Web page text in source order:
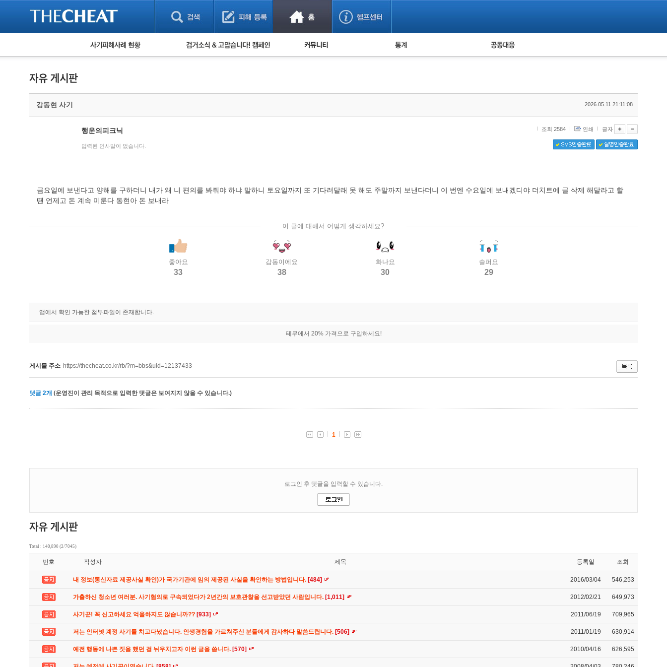
피해사례 현황
유해사이트 목록
비공개 피해사례
워킹홀리데이 피해사례
검거 소식 사기 예방했어요! 누적 피해사례 통계 피해자 공동대응
강동현 사기 2026.05.11 21:11:08
행운의피크닉
입력된 인사말이 없습니다.
조회 2584 인쇄 글자
금요일에 보낸다고 양해를 구하더니 내가 왜 니 편의를 봐줘야 하냐 말하니 토요일까지 또 기다려달래 못 해도 주말까지 보낸다더니 이 번엔 수요일에 보내겠디야 더치트에 글 삭제 해달라고 할
땐 언제고 돈 계속 미룬다 동현아 돈 보내라
이 글에 대해서 어떻게 생각하세요?
좋아요
33
감동이에요
38
화나요
30
슬퍼요
29
앱에서 확인 가능한 첨부파일이 존재합니다.
테무에서 20% 가격으로 구입하세요!
게시물 주소 https://thecheat.co.kr/rb/?m=bbs&uid=12137433
댓글 2개 (운영진이 관리 목적으로 입력한 댓글은 보여지지 않을 수 있습니다.)
Total : 140,890 (2/7045)
번호 작성자 제목 등록일 조회
내 정보(통신자료 제공사실 확인)가 국가기관에 임의 제공된 사실을 확인하는 방법입니다. [484] 2016/03/04 546,253
가출하신 청소년 여러분. 사기혐의로 구속되었다가 2년간의 보호관찰을 선고받았던 사람입니다. [1,011] 2012/02/21 649,973
사기꾼! 꼭 신고하세요 억울하지도 않습니까?? [933] 2011/06/19 709,965
저는 인터넷 계정 사기를 치고다녔습니다. 인생경험을 가르쳐주신 분들에게 감사하다 말씀드립니다. [506] 2011/01/19 630,914
예전 행동에 나쁜 짓을 했던 걸 뉘우치고자 이런 글을 씁니다. [570] 2010/04/16 626,595